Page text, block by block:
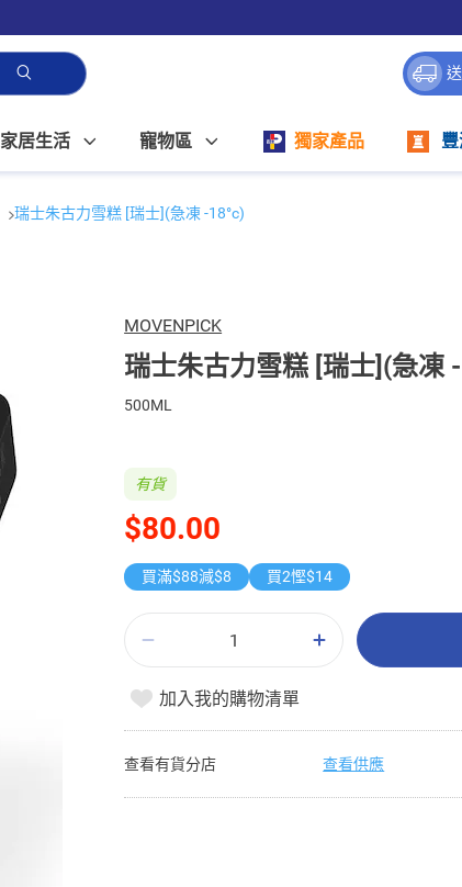
家居生活 寵物區 獨家產品
瑞士朱古力雪糕 [瑞士](急凍 -18°c)
MOVENPICK
瑞士朱古力雪糕 [瑞士](急凍
500ML
$80.00
有貨
買滿$88減$8 買2慳$14
加入我的購物清單
查看有貨分店 查看供應